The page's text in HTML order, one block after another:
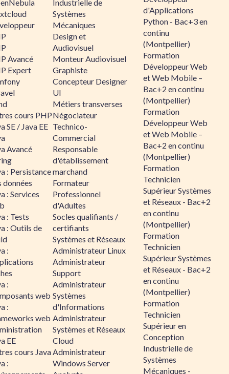
Avancé
Expert
cours PHP
SE / Java EE
Avancé
: Persistance
données
: Services
: Tests
: Outils de
:
:
web
:
web
EE
cours Java
:
Industrielle de
Systèmes
Mécaniques
Design et
Audiovisuel
Monteur Audiovisuel
Graphiste
Concepteur Designer
UI
Métiers transverses
Négociateur
Technico-
Commercial
Responsable
d'établissement
marchand
Formateur
Professionnel
d'Adultes
Socles qualifiants /
certifiants
Systèmes et Réseaux
Administrateur Linux
Administrateur
Support
Administrateur
Systèmes
d'Informations
Administrateur
Systèmes et Réseaux
Cloud
Administrateur
Windows Server
d'Applications
Python - Bac+3 en
continu
(Montpellier)
Formation
Développeur Web
et Web Mobile –
Bac+2 en continu
(Montpellier)
Formation
Développeur Web
et Web Mobile –
Bac+2 en continu
(Montpellier)
Formation
Technicien
Supérieur Systèmes
et Réseaux - Bac+2
en continu
(Montpellier)
Formation
Technicien
Supérieur Systèmes
et Réseaux - Bac+2
en continu
(Montpellier)
Formation
Technicien
Supérieur en
Conception
Industrielle de
Systèmes
Mécaniques -